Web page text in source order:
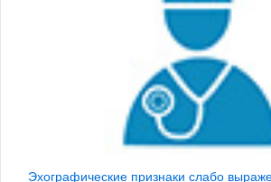
Эхографические признаки слабо